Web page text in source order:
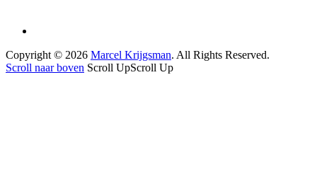
Copyright © 2026 Marcel Krijgsman. All Rights Reserved.
Scroll naar boven Scroll UpScroll Up